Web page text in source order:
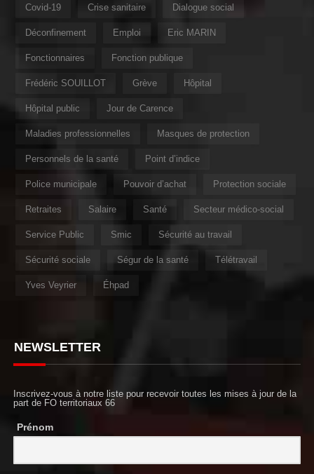
Covid-19 Crise sanitaire Dialogue social
Déconfinement Emploi Eric MARIN
Fonctionnaires Fonction publique
Frédéric SOUILLOT Grève Hôpital
Hôpital public Jour de Carence
Maladies professionnelles Masques de protection
Personnels de la santé Point d’indice
Police municipale Pouvoir d’achat Protection sociale
Retraites Salaire Santé Secteur médico-social
Service Public Smic Sécurité au travail
Sécurité sociale Ségur de la santé Télétravail
Yves Veyrier Éhpad
NEWSLETTER
Inscrivez-vous à notre liste pour recevoir toutes les mises à jour de la
part de FO territoriaux 66
Prénom